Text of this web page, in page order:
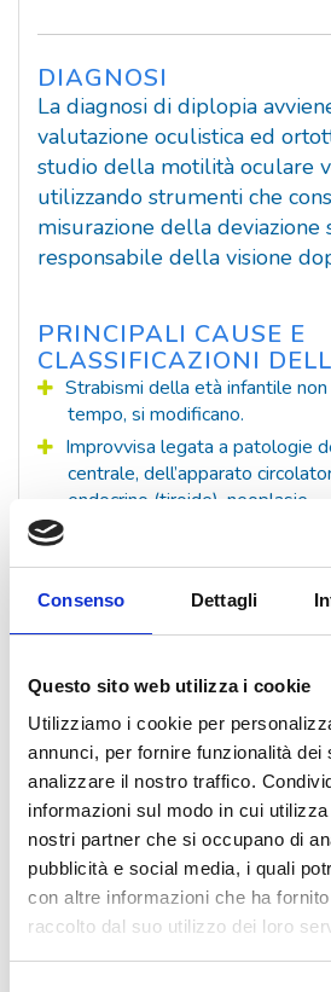
Consenso Dettagli
Questo sito web utilizza i cookie
Utilizziamo i cookie per
annunci, per fornire funzionalità dei
analizzare il nostro traffico.
informazioni sul modo in cui
nostri partner che si occupano di
pubblicità e social media, i quali
con altre informazioni che ha
raccolto dal suo utilizzo dei loro
DIAGNOSI
La diagnosi di diplopia
valutazione oculistica ed
studio della motilità oculare
utilizzando strumenti che
misurazione della deviazione
responsabile della visione
PRINCIPALI CAUSE E
CLASSIFICAZIONI
Strabismi della età infantile
tempo, si modificano.
Improvvisa legata a patologie
centrale, dell’apparato
endocrino (tiroide), neoplasie.
Diplopia che nella fase iniziale
fuggevole o intermittente e
determinata da sclerosi
patologie vascolari cerebrali o
non più compensate quando
Da traumi diretti o traumi cranici
riduzione della acutezza visiva
QUANTO DURA
La durata varia da 45 minuti
seconda del numero di
necessario intervenire.